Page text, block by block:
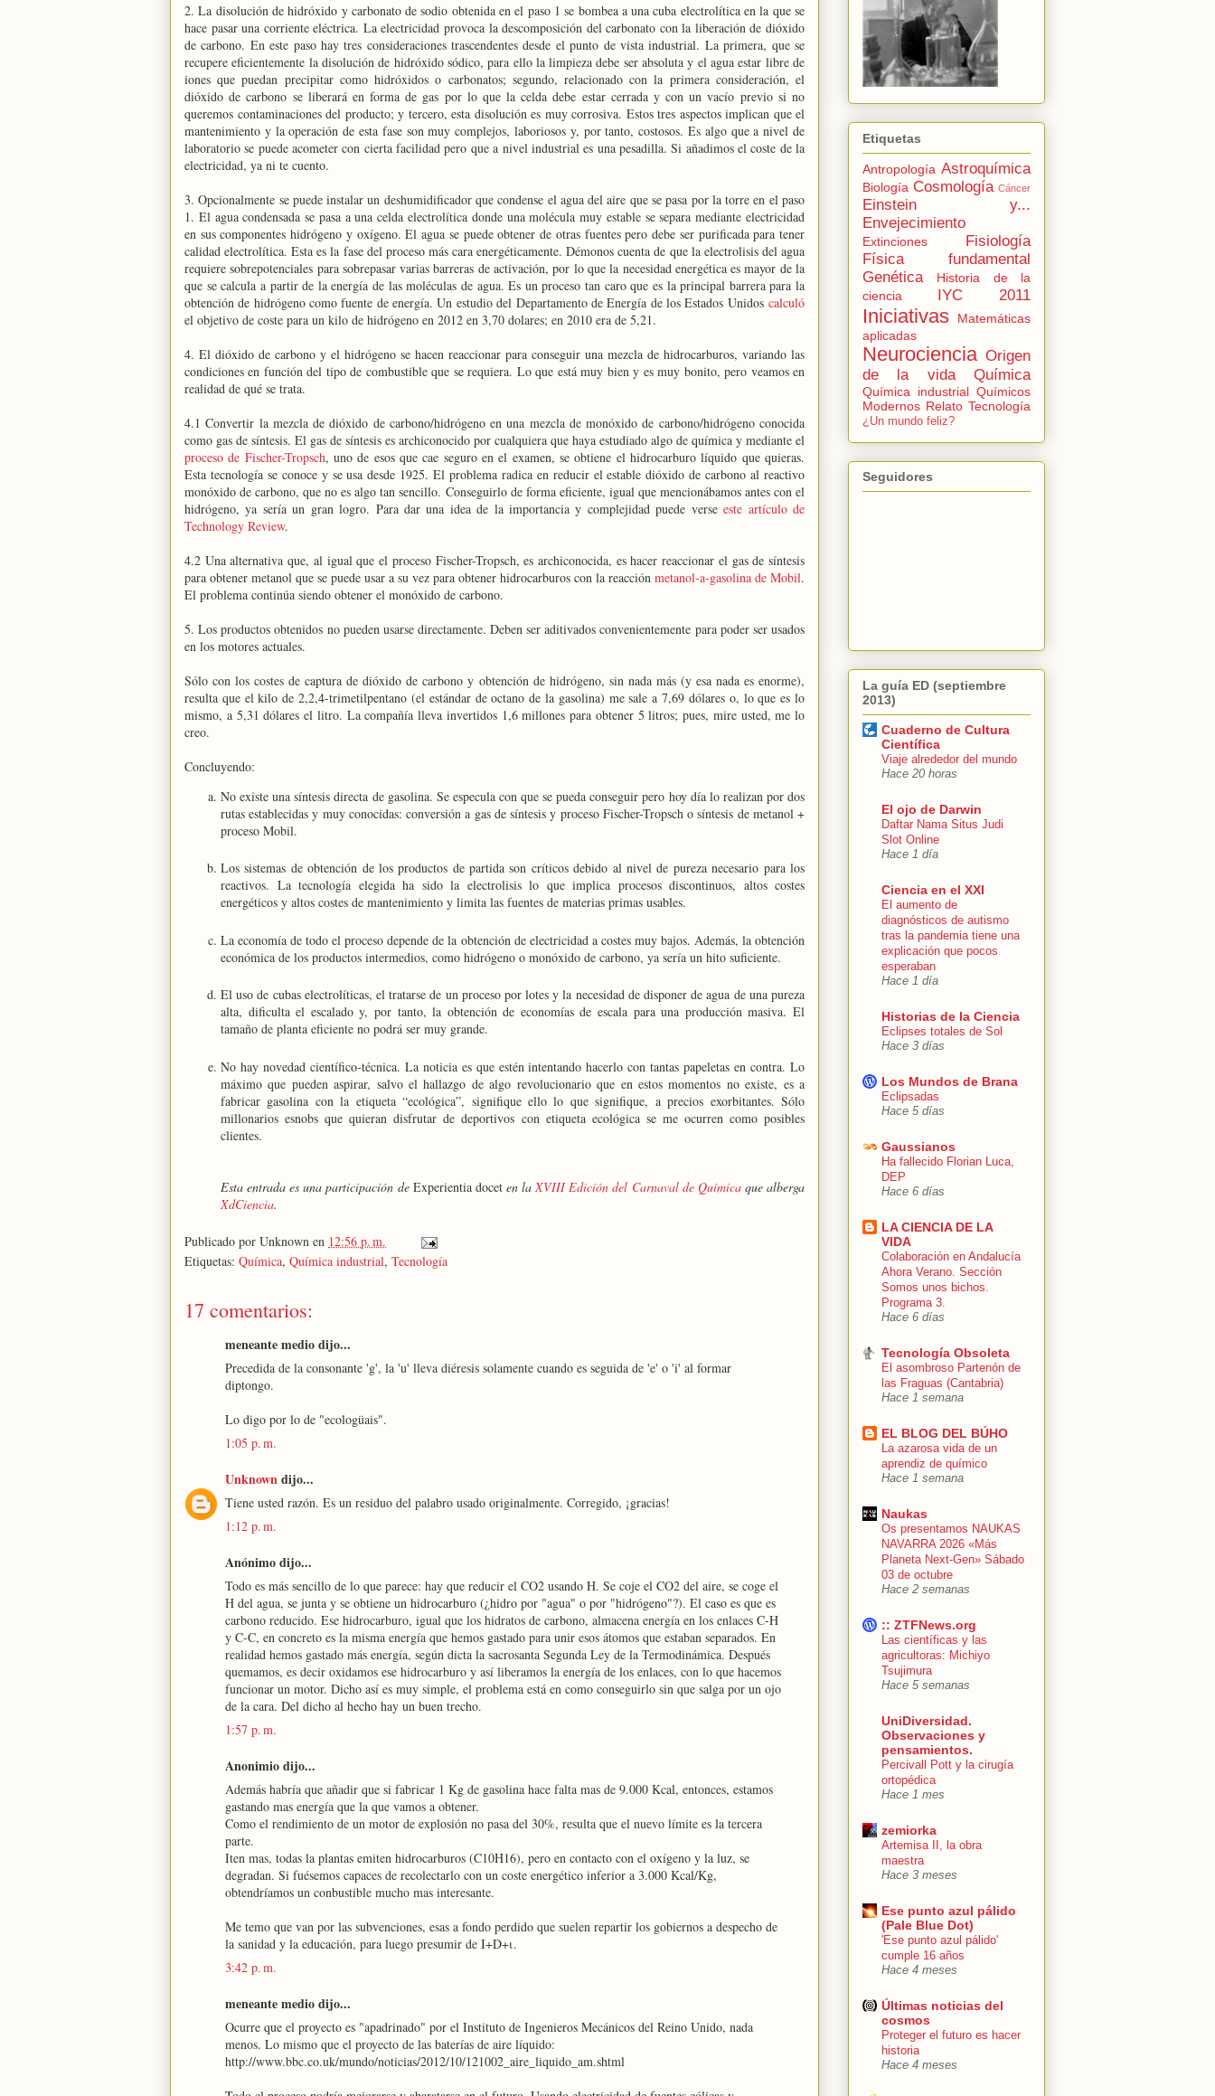
2. La disolución de hidróxido y carbonato de sodio obtenida en el paso 1 se bombea a una cuba electrolítica en la que se
hace pasar una corriente eléctrica. La electricidad provoca la descomposición del carbonato con la liberación de dióxido
de carbono. En este paso hay tres consideraciones trascendentes desde el punto de vista industrial. La primera, que se
recupere eficientemente la disolución de hidróxido sódico, para ello la limpieza debe ser absoluta y el agua estar libre de
iones que puedan precipitar como hidróxidos o carbonatos; segundo, relacionado con la primera consideración, el
dióxido de carbono se liberará en forma de gas por lo que la celda debe estar cerrada y con un vacío previo si no
queremos contaminaciones del producto; y tercero, esta disolución es muy corrosiva. Estos tres aspectos implican que el
mantenimiento y la operación de esta fase son muy complejos, laboriosos y, por tanto, costosos. Es algo que a nivel de
laboratorio se puede acometer con cierta facilidad pero que a nivel industrial es una pesadilla. Si añadimos el coste de la
electricidad, ya ni te cuento.
3. Opcionalmente se puede instalar un deshumidificador que condense el agua del aire que se pasa por la torre en el paso
1. El agua condensada se pasa a una celda electrolítica donde una molécula muy estable se separa mediante electricidad
en sus componentes hidrógeno y oxígeno. El agua se puede obtener de otras fuentes pero debe ser purificada para tener
calidad electrolítica. Esta es la fase del proceso más cara energéticamente. Démonos cuenta de que la electrolisis del agua
requiere sobrepotenciales para sobrepasar varias barreras de activación, por lo que la necesidad energética es mayor de la
que se calcula a partir de la energía de las moléculas de agua. Es un proceso tan caro que es la principal barrera para la
obtención de hidrógeno como fuente de energía. Un estudio del Departamento de Energía de los Estados Unidos calculó
el objetivo de coste para un kilo de hidrógeno en 2012 en 3,70 dolares; en 2010 era de 5,21.
4. El dióxido de carbono y el hidrógeno se hacen reaccionar para conseguir una mezcla de hidrocarburos, variando las
condiciones en función del tipo de combustible que se requiera. Lo que está muy bien y es muy bonito, pero veamos en
realidad de qué se trata.
4.1 Convertir la mezcla de dióxido de carbono/hidrógeno en una mezcla de monóxido de carbono/hidrógeno conocida
como gas de síntesis. El gas de síntesis es archiconocido por cualquiera que haya estudiado algo de química y mediante el
proceso de Fischer-Tropsch, uno de esos que cae seguro en el examen, se obtiene el hidrocarburo líquido que quieras.
Esta tecnología se conoce y se usa desde 1925. El problema radica en reducir el estable dióxido de carbono al reactivo
monóxido de carbono, que no es algo tan sencillo. Conseguirlo de forma eficiente, igual que mencionábamos antes con el
hidrógeno, ya sería un gran logro. Para dar una idea de la importancia y complejidad puede verseeste artículo de
Technology Review.
4.2 Una alternativa que, al igual que el proceso Fischer-Tropsch, es archiconocida, es hacer reaccionar el gas de síntesis
para obtener metanol que se puede usar a su vez para obtener hidrocarburos con la reacción metanol-a-gasolina de Mobil.
El problema continúa siendo obtener el monóxido de carbono.
5. Los productos obtenidos no pueden usarse directamente. Deben ser aditivados convenientemente para poder ser usados
en los motores actuales.
Sólo con los costes de captura de dióxido de carbono y obtención de hidrógeno, sin nada más (y esa nada es enorme),
resulta que el kilo de 2,2,4-trimetilpentano (el estándar de octano de la gasolina) me sale a 7,69 dólares o, lo que es lo
mismo, a 5,31 dólares el litro. La compañía lleva invertidos 1,6 millones para obtener 5 litros; pues, mire usted, me lo
creo.
Concluyendo:
No existe una síntesis directa de gasolina. Se especula con que se pueda conseguir pero hoy día lo realizan por dos
rutas establecidas y muy conocidas: conversión a gas de síntesis y proceso Fischer-Tropsch o síntesis de metanol +
proceso Mobil.
Los sistemas de obtención de los productos de partida son críticos debido al nivel de pureza necesario para los
reactivos. La tecnología elegida ha sido la electrolisis lo que implica procesos discontinuos, altos costes
energéticos y altos costes de mantenimiento y limita las fuentes de materias primas usables.
La economía de todo el proceso depende de la obtención de electricidad a costes muy bajos. Además, la obtención
económica de los productos intermedios, como hidrógeno o monóxido de carbono, ya sería un hito suficiente.
El uso de cubas electrolíticas, el tratarse de un proceso por lotes y la necesidad de disponer de agua de una pureza
alta, dificulta el escalado y, por tanto, la obtención de economías de escala para una producción masiva. El
tamaño de planta eficiente no podrá ser muy grande.
No hay novedad científico-técnica. La noticia es que estén intentando hacerlo con tantas papeletas en contra. Lo
máximo que pueden aspirar, salvo el hallazgo de algo revolucionario que en estos momentos no existe, es a
fabricar gasolina con la etiqueta “ecológica”, signifique ello lo que signifique, a precios exorbitantes. Sólo
millonarios esnobs que quieran disfrutar de deportivos con etiqueta ecológica se me ocurren como posibles
clientes.
Esta entrada es una participación de Experientia doceten la XVIII Edición del Carnaval de Química que alberga
XdCiencia.
Publicado por Unknown en 12:56 p. m.
Etiquetas: Química, Química industrial, Tecnología
17 comentarios:
meneante medio dijo...
Precedida de la consonante 'g', la 'u' lleva diéresis solamente cuando es seguida de 'e' o 'i' al formar
diptongo.
Lo digo por lo de "ecologüais".
1:05 p. m.
Unknowndijo...
Tiene usted razón. Es un residuo del palabro usado originalmente. Corregido, ¡gracias!
1:12 p. m.
Anónimo dijo...
Todo es más sencillo de lo que parece: hay que reducir el CO2 usando H. Se coje el CO2 del aire, se coge el
H del agua, se junta y se obtiene un hidrocarburo (¿hidro por "agua" o por "hidrógeno"?). El caso es que es
carbono reducido. Ese hidrocarburo, igual que los hidratos de carbono, almacena energía en los enlaces C-H
y C-C, en concreto es la misma energía que hemos gastado para unir esos átomos que estaban separados. En
realidad hemos gastado más energía, según dicta la sacrosanta Segunda Ley de la Termodinámica. Después
quemamos, es decir oxidamos ese hidrocarburo y así liberamos la energía de los enlaces, con lo que hacemos
funcionar un motor. Dicho así es muy simple, el problema está en como conseguirlo sin que salga por un ojo
de la cara. Del dicho al hecho hay un buen trecho.
1:57 p. m.
Anonimio dijo...
Además habría que añadir que si fabricar 1 Kg de gasolina hace falta mas de 9.000 Kcal, entonces, estamos
gastando mas energía que la que vamos a obtener.
Como el rendimiento de un motor de explosión no pasa del 30%, resulta que el nuevo límite es la tercera
parte.
Iten mas, todas la plantas emiten hidrocarburos (C10H16), pero en contacto con el oxígeno y la luz, se
degradan. Si fuésemos capaces de recolectarlo con un coste energético inferior a 3.000 Kcal/Kg,
obtendríamos un conbustible mucho mas interesante.
Me temo que van por las subvenciones, esas a fondo perdido que suelen repartir los gobiernos a despecho de
la sanidad y la educación, para luego presumir de I+D+ι.
3:42 p. m.
meneante medio dijo...
Ocurre que el proyecto es "apadrinado" por el Instituto de Ingenieros Mecánicos del Reino Unido, nada
menos. Lo mismo que el proyecto de las baterías de aire líquido:
http://www.bbc.co.uk/mundo/noticias/2012/10/121002_aire_liquido_am.shtml
Etiquetas
Antropología Astroquímica
Biología Cosmología Cáncer
Einstein y...
Envejecimiento
Extinciones
Fisiología
Física fundamental
Genética
Historia de la
ciencia
IYC 2011
Iniciativas
Matemáticas
aplicadas
Neurociencia Origen
de la vida
Química
Química industrial Químicos
Modernos Relato Tecnología
¿Un mundo feliz?
Seguidores
La guía ED (septiembre
2013)
Cuaderno de Cultura
Científica
Viaje alrededor del mundo
Hace 20 horas
El ojo de Darwin
Daftar Nama Situs Judi
Slot Online
Hace 1 día
Ciencia en el XXI
El aumento de
diagnósticos de autismo
tras la pandemia tiene una
explicación que pocos
esperaban
Hace 1 día
Historias de la Ciencia
Eclipses totales de Sol
Hace 3 días
Los Mundos de Brana
Eclipsadas
Hace 5 días
Gaussianos
Ha fallecido Florian Luca,
DEP
Hace 6 días
LA CIENCIA DE LA
VIDA
Colaboración en Andalucía
Ahora Verano. Sección
Somos unos bichos.
Programa 3.
Hace 6 días
Tecnología Obsoleta
El asombroso Partenón de
las Fraguas (Cantabria)
Hace 1 semana
EL BLOG DEL BÚHO
La azarosa vida de un
aprendiz de químico
Hace 1 semana
Naukas
Os presentamos NAUKAS
NAVARRA 2026 «Más
Planeta Next-Gen» Sábado
03 de octubre
Hace 2 semanas
:: ZTFNews.org
Las científicas y las
agricultoras: Michiyo
Tsujimura
Hace 5 semanas
UniDiversidad.
Observaciones y
pensamientos.
Percivall Pott y la cirugía
ortopédica
Hace 1 mes
zemiorka
Artemisa II, la obra
maestra
Hace 3 meses
Ese punto azul pálido
(Pale Blue Dot)
'Ese punto azul pálido'
cumple 16 años
Hace 4 meses
Últimas noticias del
cosmos
Proteger el futuro es hacer
historia
Hace 4 meses